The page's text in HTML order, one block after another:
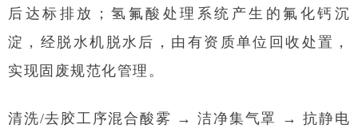
后达标排放；氢氟酸处理系统产生的氟化钙沉
淀，经脱水机脱水后，由有资质单位回收处置，
实现固废规范化管理。
清洗/去胶工序混合酸雾 → 洁净集气罩 → 抗静电